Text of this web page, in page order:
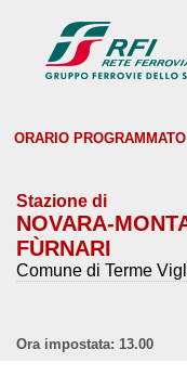
ORARIO
Stazione di
NOVARA-
FÙRNARI
Comune di Terme
Ora impostata: 13.00